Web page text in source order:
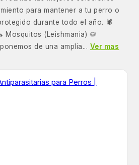
para mantener a tu perro o
durante todo el año. 🕷️
Mosquitos (Leishmania) 🦠
de una amplia... Ver mas